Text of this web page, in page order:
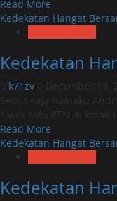
Read More
more
Hangat
Bersama
Mama
Kedekatan Hangat
Kedekatan
k71zv December 19,
Sebut saja namaku
salah satu PTN di kotaku,
Read More
more
Hangat
Kedekatan Hangat
Kedekatan